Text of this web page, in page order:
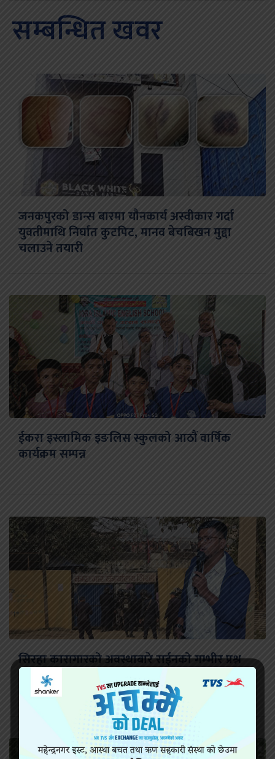
सम्बन्धित खवर
जनकपुरको डान्स बारमा यौनकार्य अस्वीकार गर्दा
युवतीमाथि निर्घात कुटपिट, मानव बेचबिखन मुद्दा
चलाउने तयारी
ईकरा इस्लामिक इङलिस स्कुलको आठौं वार्षिक
कार्यक्रम सम्पन्न
सिरहा कारागारको अवस्थाबारे राईनको गम्भीर प्रश्न